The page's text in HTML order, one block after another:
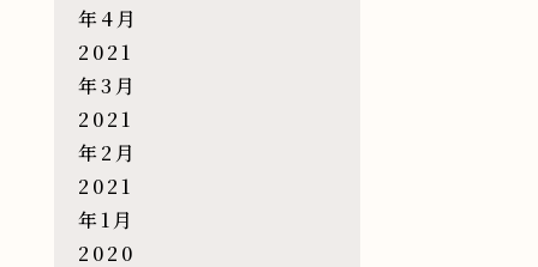
年4月
2021
年3月
2021
年2月
2021
年1月
2020